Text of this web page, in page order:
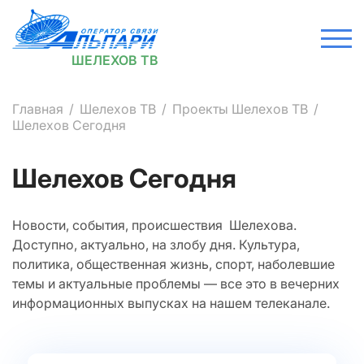
ШЕЛЕХОВ ТВ
Главная Шелехов ТВ
Проекты Шелехов ТВ
Шелехов Сегодня
Шелехов Сегодня
Новости, события, происшествия Шелехова.
Доступно, актуально, на злобу дня. Культура,
политика, общественная жизнь, спорт, наболевшие
темы и актуальные проблемы — все это в вечерних
информационных выпусках на нашем телеканале.